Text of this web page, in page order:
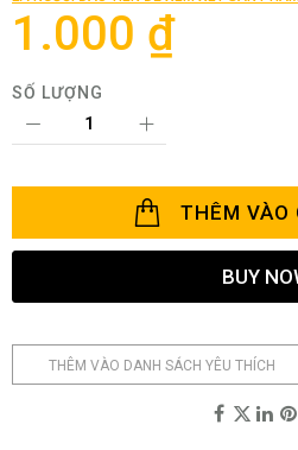
thư
hình
1.000 ₫
SỐ LƯỢNG
THÊM VÀO
BUY
THÊM VÀO DANH SÁCH YÊU THÍCH